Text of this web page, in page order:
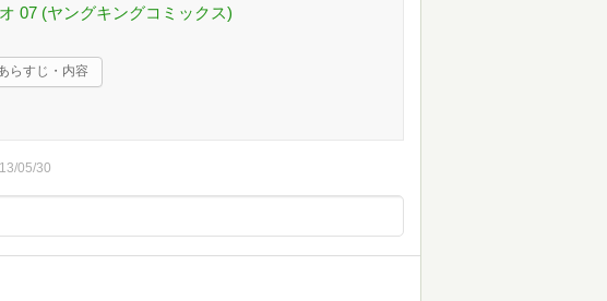
07 (ヤングキングコミックス)
らすじ・内容
05/30